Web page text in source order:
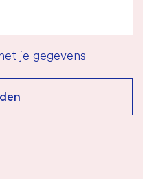
je gegevens